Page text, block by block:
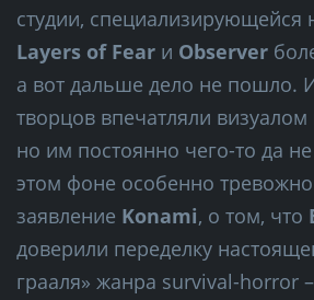
студии, специализирующейся
Layers of Fear и Observer
а вот дальше дело не пошло.
творцов впечатляли
но им постоянно чего-то да
этом фоне особенно
заявление Konami, о том, что
доверили переделку
грааля» жанра survival-horror –